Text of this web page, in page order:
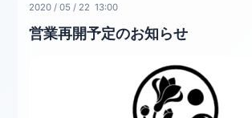
2020 /05 / 22 13:00
営業再開予定のお知らせ